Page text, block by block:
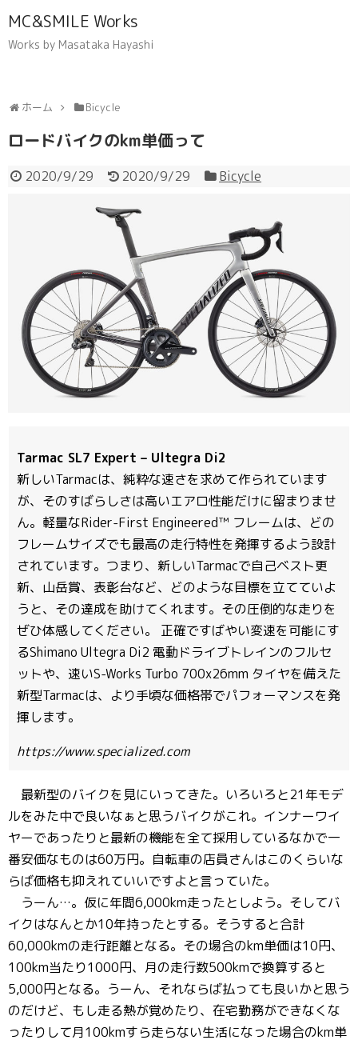
MC&SMILE Works
Works by Masataka Hayashi
ホーム Bicycle
ロードバイクのkm単価って
2020/9/29 2020/9/29 Bicycle
Tarmac SL7 Expert – Ultegra Di2
新しいTarmacは、純粋な速さを求めて作られています
が、そのすばらしさは高いエアロ性能だけに留まりませ
ん。軽量なRider-First Engineered™ フレームは、どの
フレームサイズでも最高の走行特性を発揮するよう設計
されています。つまり、新しいTarmacで自己ベスト更
新、山岳賞、表彰台など、どのような目標を立てていよ
うと、その達成を助けてくれます。その圧倒的な走りを
ぜひ体感してください。 正確ですばやい変速を可能にす
るShimano Ultegra Di2 電動ドライブトレインのフルセ
ットや、速いS-Works Turbo 700x26mm タイヤを備えた
新型Tarmacは、より手頃な価格帯でパフォーマンスを発
揮します。
https://www.specialized.com
最新型のバイクを見にいってきた。いろいろと21年モデ
ルをみた中で良いなぁと思うバイクがこれ。インナーワイ
ヤーであったりと最新の機能を全て採用しているなかで一
番安価なものは60万円。自転車の店員さんはこのくらいな
らば価格も抑えれていいですよと言っていた。
うーん…。仮に年間6,000km走ったとしよう。そしてバ
イクはなんとか10年持ったとする。そうすると合計
60,000kmの走行距離となる。その場合のkm単価は10円、
100km当たり1000円、月の走行数500kmで換算すると
5,000円となる。うーん、それならば払っても良いかと思う
のだけど、もし走る熱が覚めたり、在宅勤務ができなくな
ったりして月100kmすら走らない生活になった場合のkm単